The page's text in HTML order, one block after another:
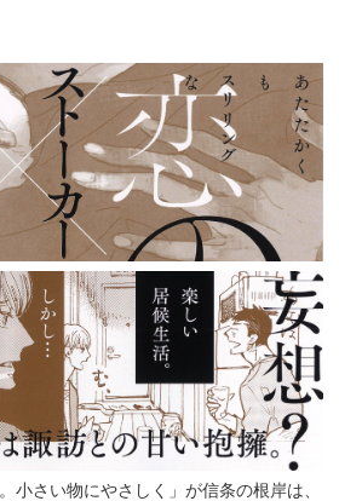
小さい物にやさしく」が信条の根岸は、